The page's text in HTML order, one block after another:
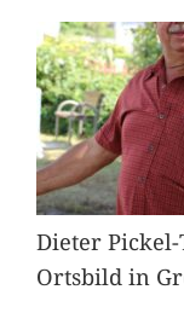
Dieter
Ortsbild in